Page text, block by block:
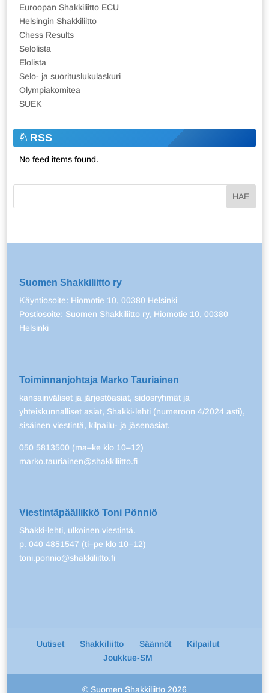
Euroopan Shakkiliitto ECU
Helsingin Shakkiliitto
Chess Results
Selolista
Elolista
Selo- ja suorituslukulaskuri
Olympiakomitea
SUEK
RSS
No feed items found.
Suomen Shakkiliitto ry
Käyntiosoite: Hiomotie 10, 00380 Helsinki
Postiosoite: Suomen Shakkiliitto ry, Hiomotie 10, 00380
Helsinki
Toiminnanjohtaja Marko Tauriainen
kansainväliset ja järjestöasiat, sidosryhmät ja
yhteiskunnalliset asiat, Shakki-lehti (numeroon 4/2024 asti),
sisäinen viestintä, kilpailu- ja jäsenasiat.
050 5813500 (ma–ke klo 10–12)
marko.tauriainen@shakkiliitto.fi
Viestintäpäällikkö Toni Pönniö
Shakki-lehti, ulkoinen viestintä.
p. 040 4851547 (ti–pe klo 10–12)
toni.ponnio@shakkiliitto.fi
Uutiset Shakkiliitto Säännöt
Kilpailut
Joukkue-SM
© Suomen Shakkiliitto 2026